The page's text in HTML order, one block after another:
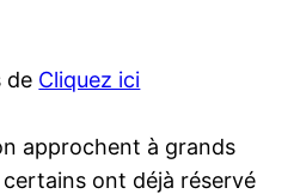
de Cliquez ici
approchent à grands
ont déjà réservé